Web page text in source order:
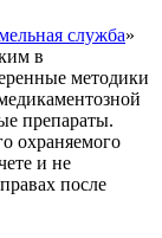
служба»
в
методики
препараты.
охраняемого
и не
после